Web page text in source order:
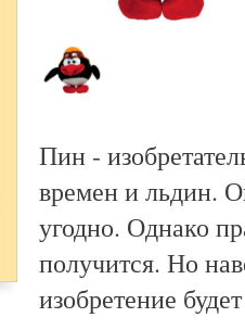
Пин -
времен и льдин.
угодно. Однако
получится. Но
изобретение